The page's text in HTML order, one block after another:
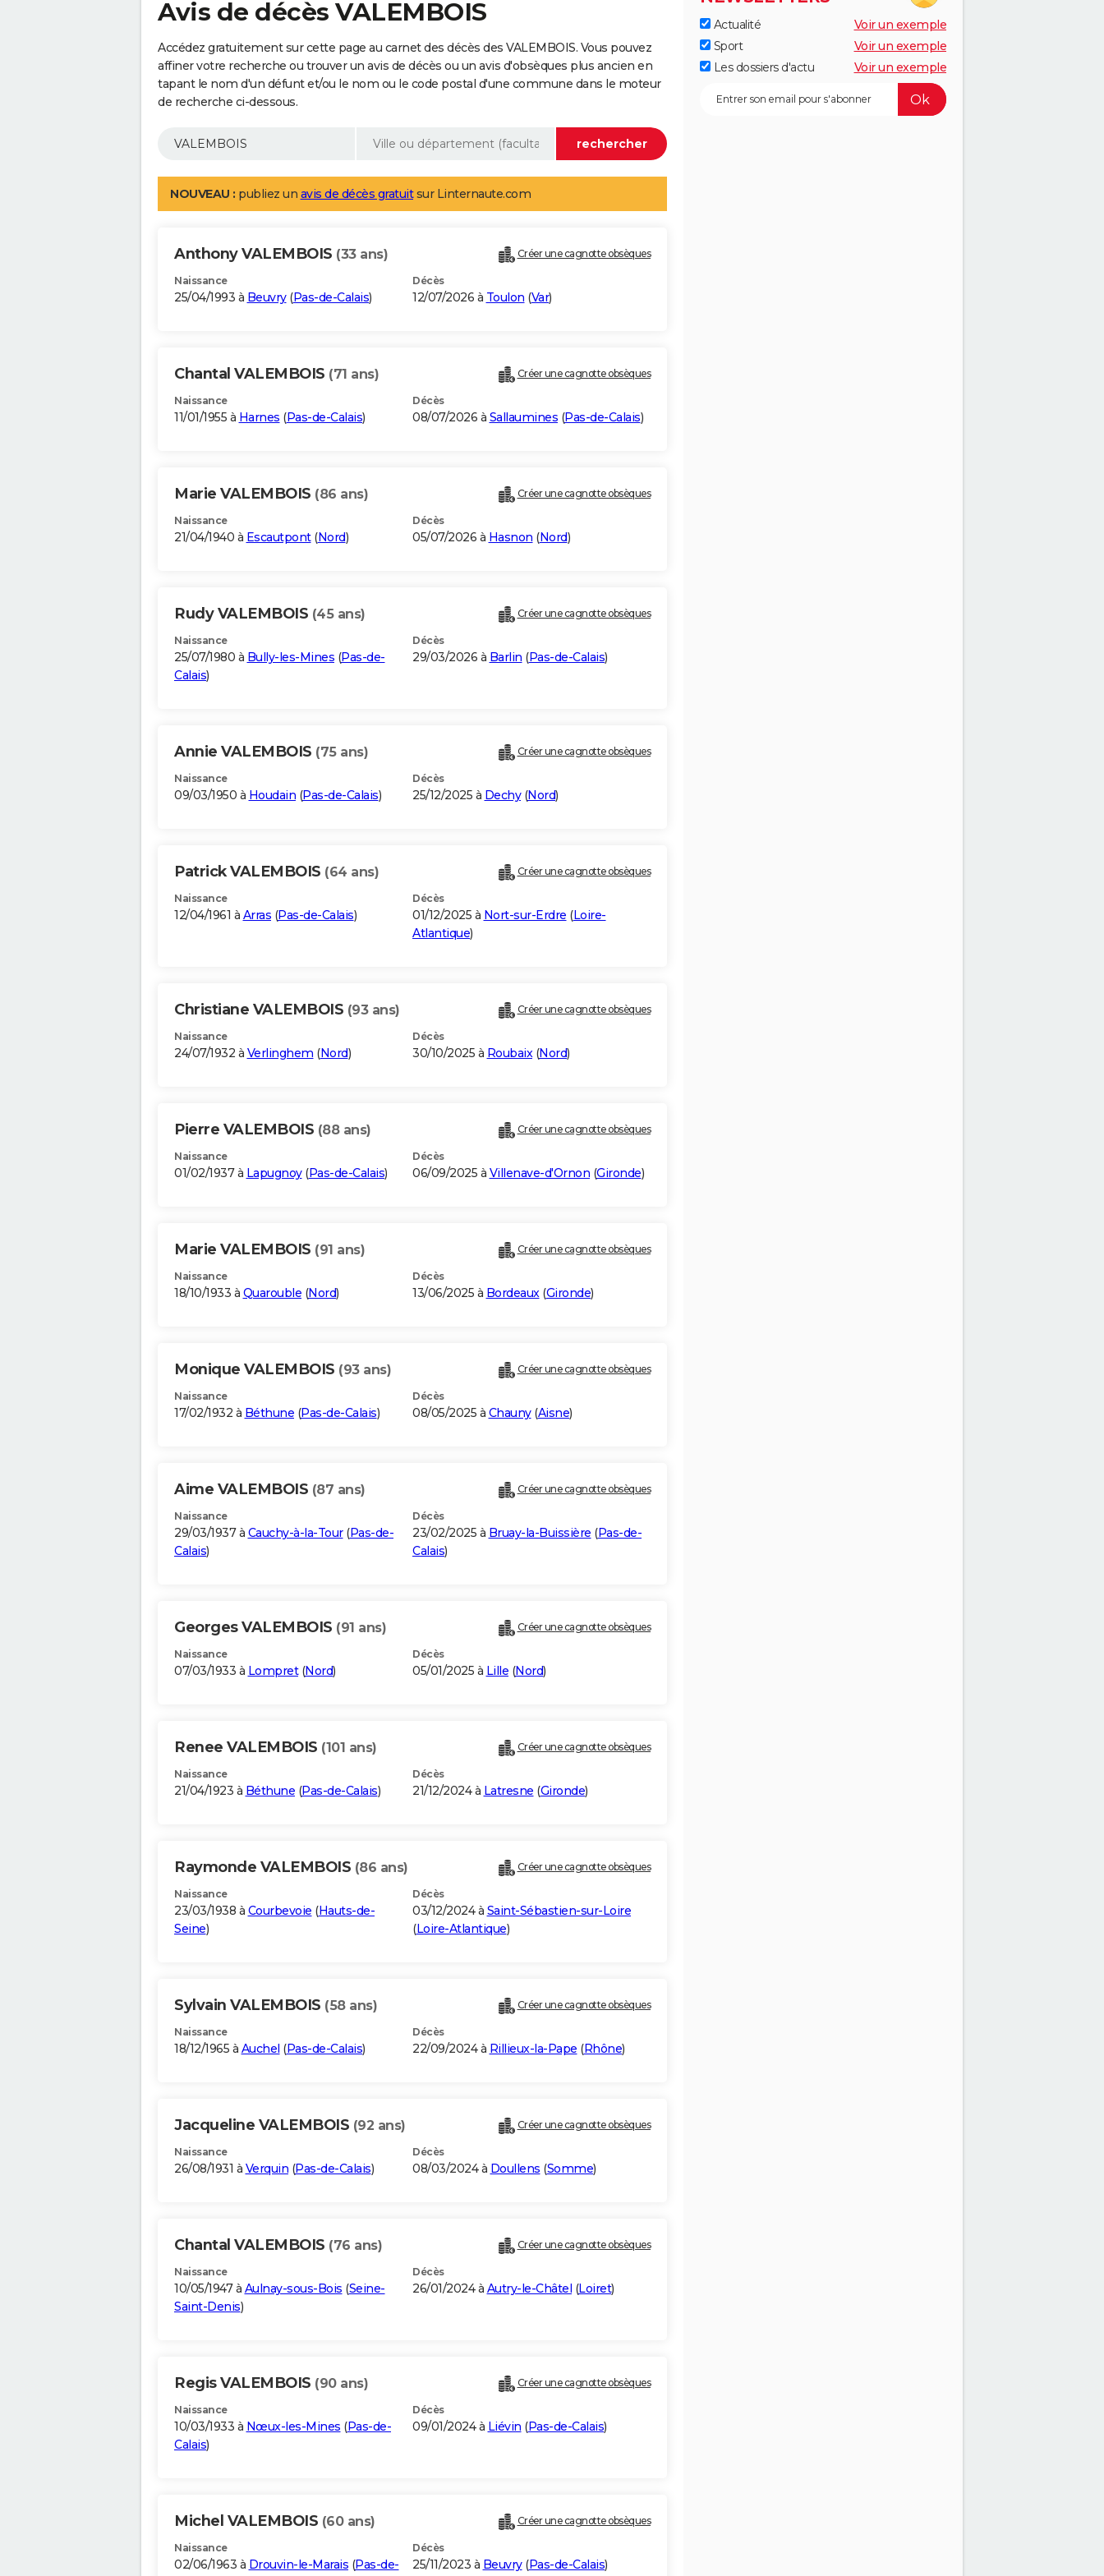
Avis de décès VALEMBOIS
Accédez gratuitement sur cette page au carnet des décès des VALEMBOIS. Vous pouvez
affiner votre recherche ou trouver un avis de décès ou un avis d'obsèques plus ancien en
tapant le nom d'un défunt et/ou le nom ou le code postal d'une commune dans le moteur
de recherche ci-dessous.
NOUVEAU : publiez un avis de décès gratuitsur Linternaute.com
Anthony VALEMBOIS (33 ans) Créer une cagnotte obsèques
Naissance
25/04/1993 à Beuvry(Pas-de-Calais)
Décès
12/07/2026 à Toulon (Var)
Chantal VALEMBOIS (71 ans) Créer une cagnotte obsèques
Naissance
11/01/1955 à Harnes (Pas-de-Calais)
Décès
08/07/2026 à Sallaumines (Pas-de-Calais)
Marie VALEMBOIS (86 ans) Créer une cagnotte obsèques
Naissance
21/04/1940 à Escautpont(Nord)
Décès
05/07/2026 à Hasnon (Nord)
Rudy VALEMBOIS (45 ans) Créer une cagnotte obsèques
Naissance
25/07/1980 à Bully-les-Mines (Pas-de-
Calais)
Décès
29/03/2026 à Barlin (Pas-de-Calais)
Annie VALEMBOIS (75 ans) Créer une cagnotte obsèques
Naissance
09/03/1950 à Houdain (Pas-de-Calais)
Décès
25/12/2025 à Dechy(Nord)
Patrick VALEMBOIS (64 ans) Créer une cagnotte obsèques
Naissance
12/04/1961 à Arras (Pas-de-Calais)
Décès
01/12/2025 à Nort-sur-Erdre (Loire-
Atlantique)
Christiane VALEMBOIS (93 ans) Créer une cagnotte obsèques
Naissance
24/07/1932 à Verlinghem (Nord)
Décès
30/10/2025 à Roubaix(Nord)
Pierre VALEMBOIS (88 ans) Créer une cagnotte obsèques
Naissance
01/02/1937 à Lapugnoy(Pas-de-Calais)
Décès
06/09/2025 à Villenave-d'Ornon (Gironde)
Marie VALEMBOIS (91 ans) Créer une cagnotte obsèques
Naissance
18/10/1933 à Quarouble (Nord)
Décès
13/06/2025 à Bordeaux(Gironde)
Monique VALEMBOIS (93 ans) Créer une cagnotte obsèques
Naissance
17/02/1932 à Béthune (Pas-de-Calais)
Décès
08/05/2025 à Chauny(Aisne)
Aime VALEMBOIS (87 ans) Créer une cagnotte obsèques
Naissance
29/03/1937 à Cauchy-à-la-Tour(Pas-de-
Calais)
Décès
23/02/2025 à Bruay-la-Buissière (Pas-de-
Calais)
Georges VALEMBOIS (91 ans) Créer une cagnotte obsèques
Naissance
07/03/1933 à Lompret(Nord)
Décès
05/01/2025 à Lille (Nord)
Renee VALEMBOIS (101 ans) Créer une cagnotte obsèques
Naissance
21/04/1923 à Béthune (Pas-de-Calais)
Décès
21/12/2024 à Latresne (Gironde)
Raymonde VALEMBOIS (86 ans) Créer une cagnotte obsèques
Naissance
23/03/1938 à Courbevoie (Hauts-de-
Seine)
Décès
03/12/2024 à Saint-Sébastien-sur-Loire
(Loire-Atlantique)
Sylvain VALEMBOIS (58 ans) Créer une cagnotte obsèques
Naissance
18/12/1965 à Auchel (Pas-de-Calais)
Décès
22/09/2024 à Rillieux-la-Pape (Rhône)
Jacqueline VALEMBOIS (92 ans) Créer une cagnotte obsèques
Naissance
26/08/1931 à Verquin (Pas-de-Calais)
Décès
08/03/2024 à Doullens (Somme)
Chantal VALEMBOIS (76 ans) Créer une cagnotte obsèques
Naissance
10/05/1947 à Aulnay-sous-Bois (Seine-
Saint-Denis)
Décès
26/01/2024 à Autry-le-Châtel (Loiret)
Regis VALEMBOIS (90 ans) Créer une cagnotte obsèques
Naissance
10/03/1933 à Nœux-les-Mines (Pas-de-
Calais)
Décès
09/01/2024 à Liévin (Pas-de-Calais)
Michel VALEMBOIS (60 ans) Créer une cagnotte obsèques
Naissance
02/06/1963 à Drouvin-le-Marais (Pas-de-
Décès
25/11/2023 à Beuvry(Pas-de-Calais)
Actualité
Voir un exemple
Sport
Voir un exemple
Les dossiers d'actu
Voir un exemple